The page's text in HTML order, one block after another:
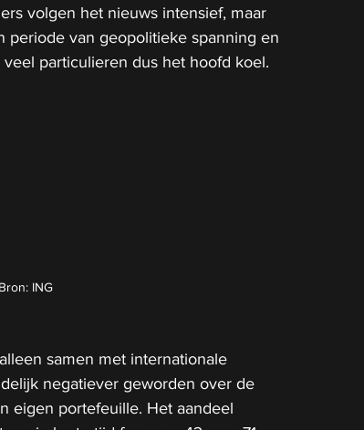
volgen het nieuws intensief, maar
periode van geopolitieke spanning en
particulieren dus het hoofd koel.
Bron: ING
samen met internationale
negatiever geworden over de
eigen portefeuille. Het aandeel